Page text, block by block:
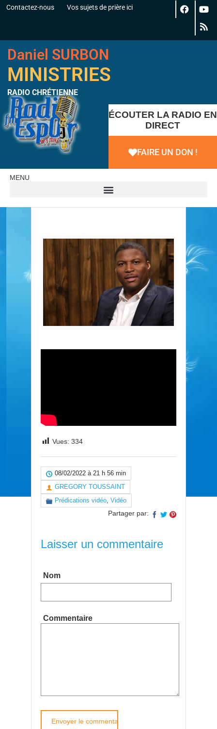
Contactez-nous Vos sujets de prière ici
Daniel SURBON
MINISTRIES
RADIO CHRÉTIENNE
ÉCOUTER LA RADIO EN
DIRECT
FAIRE UN DON !
Vues: 334
08/02/2022 à 21 h 56 min
GREGORY TOUSSAINT
Prédications vidéo, Vidéo
Partager par:
Laisser un commentaire
Nom
Commentaire